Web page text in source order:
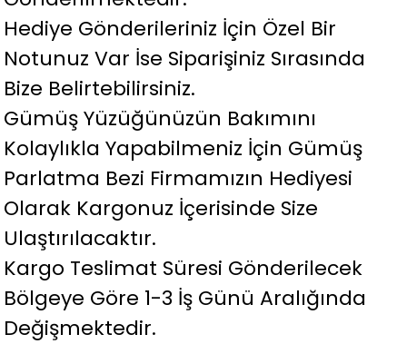
Hediye Gönderileriniz İçin Özel Bir
Notunuz Var İse Siparişiniz Sırasında
Bize Belirtebilirsiniz.
Gümüş Yüzüğünüzün Bakımını
Kolaylıkla Yapabilmeniz İçin Gümüş
Parlatma Bezi Firmamızın Hediyesi
Olarak Kargonuz İçerisinde Size
Ulaştırılacaktır.
Kargo Teslimat Süresi Gönderilecek
Bölgeye Göre 1-3 İş Günü Aralığında
Değişmektedir.